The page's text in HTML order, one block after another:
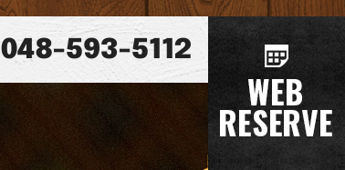
048-593-5112